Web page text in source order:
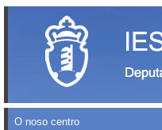
O noso centro